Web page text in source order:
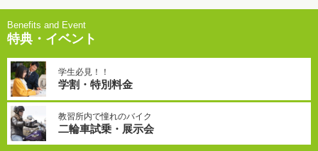
特典・イベント
学生必見！！
学割・特別料金
教習所内で憧れのバイク
二輪車試乗・展示会